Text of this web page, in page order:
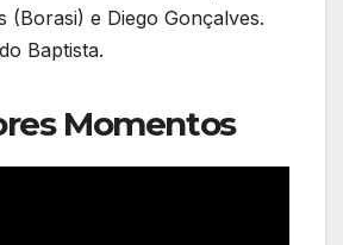
(Borasi) e Diego Gonçalves.
Baptista.
Momentos